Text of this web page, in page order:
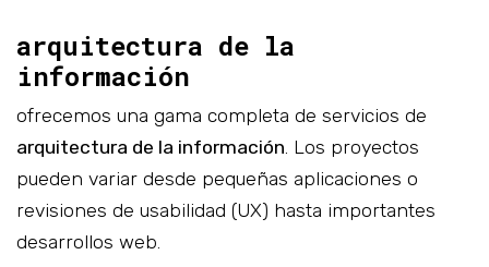
arquitectura de la
información
ofrecemos una gama completa de servicios de
arquitectura de la información . Los proyectos
pueden variar desde pequeñas aplicaciones o
revisiones de usabilidad (UX) hasta importantes
desarrollos web.